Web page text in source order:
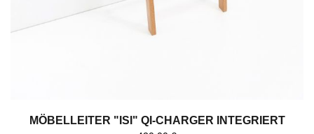
MÖBELLEITER "ISI" QI-CHARGER INTEGRIERT